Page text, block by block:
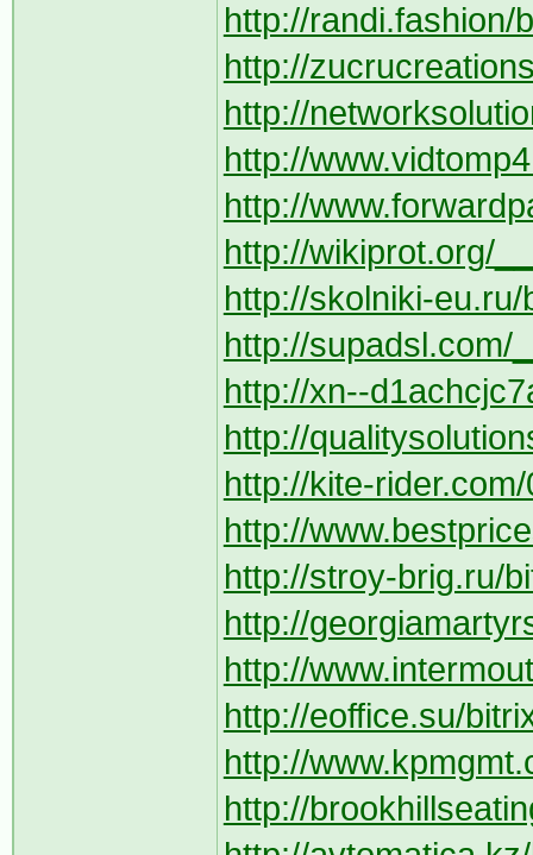
http://randi.fashion/
http://
http://
http://
http://
http://wikiprot.org/
http://skolniki-
http://supadsl.com/
http://xn--
http://
http://kite-
http://
http://stroy-brig.ru/
http://
http://
http://eoffice.su/
http://
http://